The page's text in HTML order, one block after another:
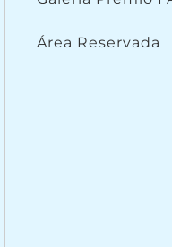
Área Reservada